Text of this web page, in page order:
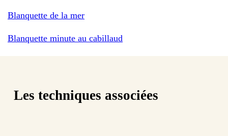
Blanquette de la mer
Blanquette minute au cabillaud
Les techniques associées